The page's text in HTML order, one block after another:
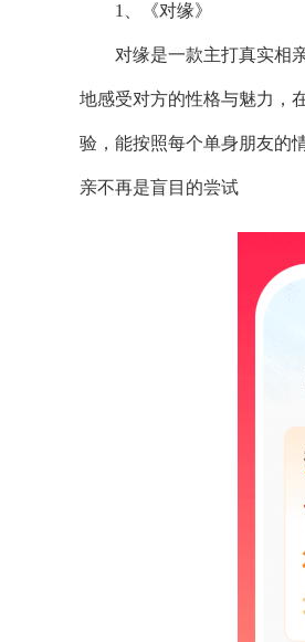
1、《对缘》
对缘是一款主打真实相
地感受对方的性格与魅力，
验，能按照每个单身朋友的
亲不再是盲目的尝试